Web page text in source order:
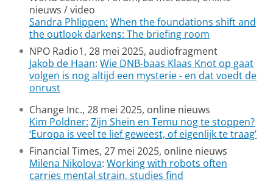
nieuws / video
Sandra Phlippen: When the foundations shift and
the outlook darkens: The briefing room
NPO Radio1, 28 mei 2025, audiofragment
Jakob de Haan: Wie DNB-baas Klaas Knot op gaat
volgen is nog altijd een mysterie - en dat voedt de
onrust
Change Inc., 28 mei 2025, online nieuws
Kim Poldner: Zijn Shein en Temu nog te stoppen?
‘Europa is veel te lief geweest, of eigenlijk te traag’
Financial Times, 27 mei 2025, online nieuws
Milena Nikolova: Working with robots often
carries mental strain, studies find